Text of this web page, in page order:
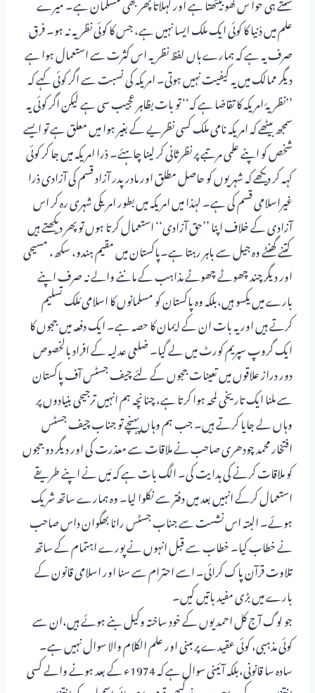
علم میں دُنیا کا کوئی ایک ملک ایسا نہیں ہے، جس کا کوئی نظریہ نہ ہو۔ فرق
صرف یہ ہے کہ ہمارے ہاں لفظ نظریہ اس کثرت سے استعمال ہوا ہے
دیگر ممالک میں یہ کیفیت نہیں ہوتی۔ امریکہ کی نسبت سے اگر کوئی کہے کہ
’’نظریۂ امریکہ کا تقاضا ہے کہ‘‘ تو بات بظاہر عجیب سی ہے لیکن اگر کوئی یہ
سمجھ بیٹھے کہ امریکہ نامی ملک کسی نظریے کے بغیر ہوا میں معلق ہے تو ایسے
شخص کو اپنے علمی مرتبے پر نظرثانی کر لینا چاہئے۔ ذرا امریکہ میں جا کر کوئی
کہہ کر دیکھے کہ شہریوں کو حاصل مطلق اور مادر پدر آزاد قسم کی آزادی ذرا
غیراسلامی قسم کی ہے۔ لہٰذا میں امریکہ میں بطور امریکی شہری رہ کر اس
آزادی کے خلاف اپنا ’’حق آزادی‘‘ استعمال کرتا ہوں تو پھر دیکھتے ہیں
کتنے گھنٹے وہ جیل سے باہر رہتا ہے۔پاکستان میں مقیم ہندو، سکھ، مسیحی
اور دیگر چند چھوٹے چھوٹے مذاہب کے ماننے والے نہ صرف اپنے
بارے میں یکسو ہیں،بلکہ وہ پاکستان کو مسلمانوں کا اسلامی مُلک تسلیم
کرتے ہیں اور یہ بات ان کے ایمان کا حصہ ہے۔ ایک دفعہ میں ججوں کا
ایک گروپ سپریم کورٹ میں لے گیا۔ ضلعی عدلیہ کے افراد بالخصوص
دور دراز علاقوں میں تعینات ججوں کے لئے چیف جسٹس آف پاکستان
سے ملنا ایک تاریخی لمحہ ہوا کرتا ہے، چنانچہ ہم انہیں ترجیحی بنیادوں پر
وہاں لے جایا کرتے ہیں۔ جب ہم وہاں پہنچے تو جناب چیف جسٹس
افتخار محمد چودھری صاحب نے ملاقات سے معذرت کی اور دیگر دو ججوں
کو ملاقات کرنے کی ہدایت کی۔ الگ بات ہے کہ مَیں نے اپنے طریقے
استعمال کرکے انہیں بعد میں دفتر سے نکلوا لیا۔ وہ ہمارے ساتھ شریک
ہوئے۔ البتہ اس نشست سے جناب جسٹس رانا بھگوان داس صاحب
نے خطاب کیا۔ خطاب سے قبل انہوں نے پورے اہتمام کے ساتھ
تلاوت قرآن پاک کرائی۔ اسے احترام سے سنا اور اسلامی قانون کے
بارے میں بڑی مفید باتیں کیں۔
جو لوگ آج کل احمدیوں کے خود ساختہ وکیل بنے ہوئے ہیں،ان سے
کوئی مذہبی، کوئی عقیدے پر مبنی اور علم الکلام والا سوال نہیں ہے۔
سادہ سا قانونی،بلکہ آئینی سوال ہے کہ 1974ء کے بعد ہونے والے کسی